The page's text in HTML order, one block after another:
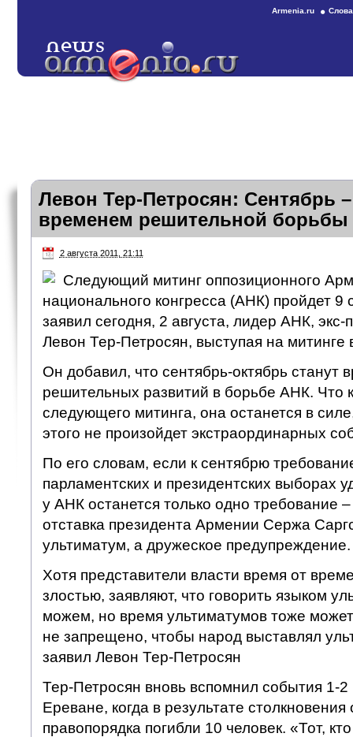
Armenia.ru
Левон Тер-Петросян: Сентябрь –
временем решительной борьбы
2 августа 2011, 21:11
Следующий митинг оппозиционного
национального конгресса (АНК) пройдет 9
заявил сегодня, 2 августа, лидер АНК,
Левон Тер-Петросян, выступая на митинге
Он добавил, что сентябрь-октябрь станут
решительных развитий в борьбе АНК. Что
следующего митинга, она останется в
этого не произойдет экстраординарных
По его словам, если к сентябрю
парламентских и президентских выборах
у АНК останется только одно требование
отставка президента Армении Сержа
ультиматум, а дружеское предупреждение.
Хотя представители власти время от
злостью, заявляют, что говорить языком
можем, но время ультиматумов тоже
не запрещено, чтобы народ выставлял
заявил Левон Тер-Петросян
Тер-Петросян вновь вспомнил события 1-2
Ереване, когда в результате
правопорядка погибли 10 человек. «Тот,